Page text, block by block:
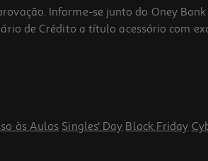
Informe-se junto do Oney
de Crédito a título acessório com
às Aulas Singles' Day Black Friday